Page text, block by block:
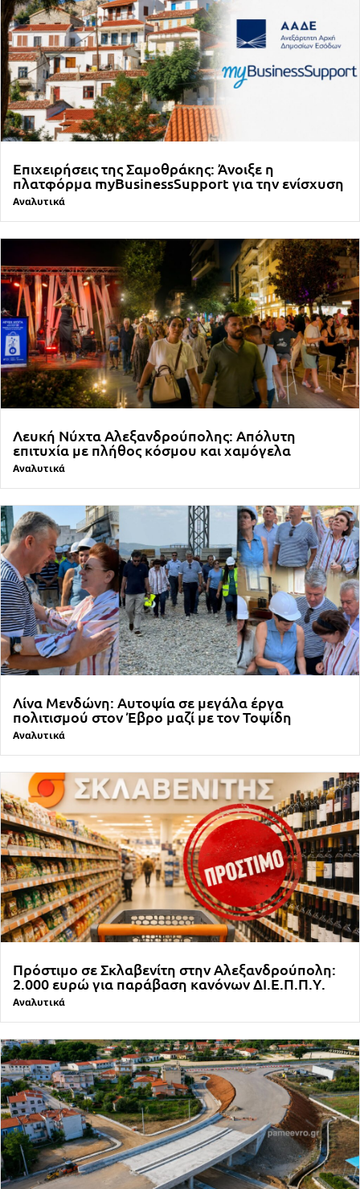
Επιχειρήσεις της Σαμοθράκης: Άνοιξε η
πλατφόρμα myBusinessSupport για την ενίσχυση
Αναλυτικά
Λευκή Νύχτα Αλεξανδρούπολης: Απόλυτη
επιτυχία με πλήθος κόσμου και χαμόγελα
Αναλυτικά
Λίνα Μενδώνη: Αυτοψία σε μεγάλα έργα
πολιτισμού στον Έβρο μαζί με τον Τοψίδη
Αναλυτικά
Πρόστιμο σε Σκλαβενίτη στην Αλεξανδρούπολη:
2.000 ευρώ για παράβαση κανόνων ΔΙ.Ε.Π.Π.Υ.
Αναλυτικά